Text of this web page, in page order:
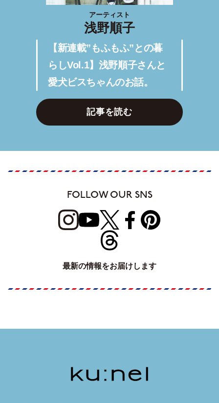
アーティスト
浅野順子
【新連載”もふもふ”との暮
らしVol.1】浅野順子さんと
愛犬ビスちゃんのお話。
記事を読む
FOLLOW OUR SNS
最新の情報をお届けします